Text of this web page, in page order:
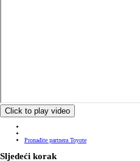
Click to play video
Pronađite partnera Toyote
Sljedeći korak